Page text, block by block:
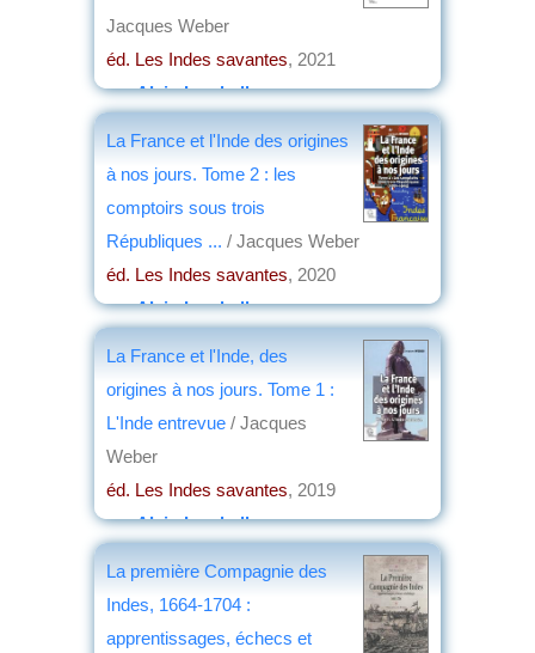
Jacques Weber
éd. Les Indes savantes, 2021
parAlain Lamballe
La France et l'Inde des origines
à nos jours. Tome 2 : les
comptoirs sous trois
Républiques ... / Jacques Weber
éd. Les Indes savantes, 2020
parAlain Lamballe
La France et l'Inde, des
origines à nos jours. Tome 1 :
L'Inde entrevue / Jacques
Weber
éd. Les Indes savantes, 2019
parAlain Lamballe
La première Compagnie des
Indes, 1664-1704 :
apprentissages, échecs et